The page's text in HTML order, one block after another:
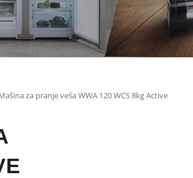
za pranje veša WWA 120 WCS 8kg Active